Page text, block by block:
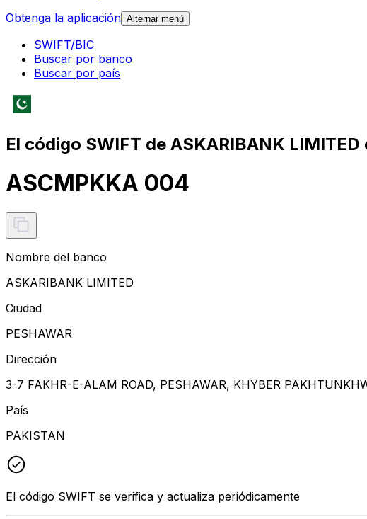
Obtenga la aplicación Alternar menú
SWIFT/BIC
Buscar por banco
Buscar por país
El código SWIFT de ASKARIBANK LIMITED
ASCMPKKA 004
Nombre del banco
ASKARIBANK LIMITED
Ciudad
PESHAWAR
Dirección
3-7 FAKHR-E-ALAM ROAD, PESHAWAR, KHYBER
País
PAKISTAN
El código SWIFT se verifica y actualiza periódicamente